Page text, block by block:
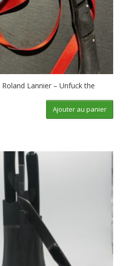
Lannier – Unfuck the
Ajouter au panier